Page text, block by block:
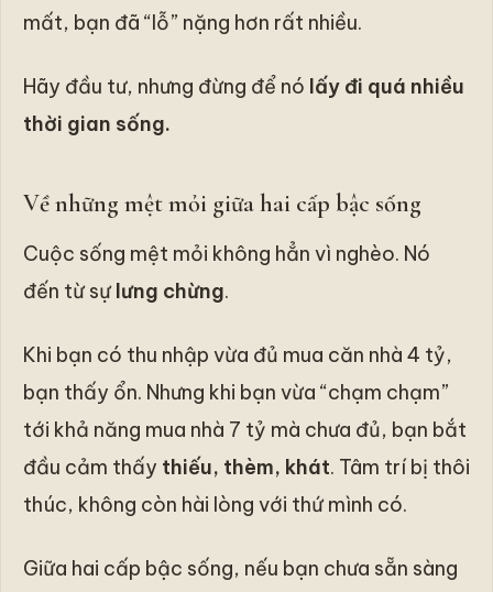
mất, bạn đã “lỗ” nặng hơn rất nhiều.
Hãy đầu tư, nhưng đừng để nó lấy đi quá nhiều
thời gian sống.
Về những mệt mỏi giữa hai cấp bậc sống
Cuộc sống mệt mỏi không hẳn vì nghèo. Nó
đến từ sựlưng chừng.
Khi bạn có thu nhập vừa đủ mua căn nhà 4 tỷ,
bạn thấy ổn. Nhưng khi bạn vừa “chạm chạm”
tới khả năng mua nhà 7 tỷ mà chưa đủ, bạn bắt
đầu cảm thấy thiếu, thèm, khát. Tâm trí bị thôi
thúc, không còn hài lòng với thứ mình có.
Giữa hai cấp bậc sống, nếu bạn chưa sẵn sàng